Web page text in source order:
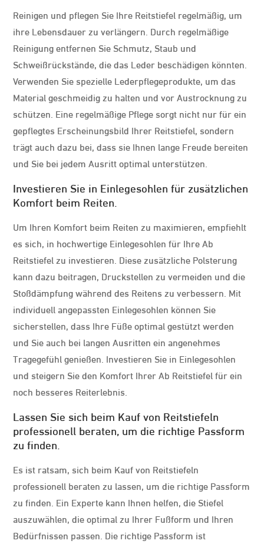
Reinigen und pflegen Sie Ihre Reitstiefel regelmäßig, um
ihre Lebensdauer zu verlängern. Durch regelmäßige
Reinigung entfernen Sie Schmutz, Staub und
Schweißrückstände, die das Leder beschädigen könnten.
Verwenden Sie spezielle Lederpflegeprodukte, um das
Material geschmeidig zu halten und vor Austrocknung zu
schützen. Eine regelmäßige Pflege sorgt nicht nur für ein
gepflegtes Erscheinungsbild Ihrer Reitstiefel, sondern
trägt auch dazu bei, dass sie Ihnen lange Freude bereiten
und Sie bei jedem Ausritt optimal unterstützen.
Investieren Sie in Einlegesohlen für zusätzlichen
Komfort beim Reiten.
Um Ihren Komfort beim Reiten zu maximieren, empfiehlt
es sich, in hochwertige Einlegesohlen für Ihre Ab
Reitstiefel zu investieren. Diese zusätzliche Polsterung
kann dazu beitragen, Druckstellen zu vermeiden und die
Stoßdämpfung während des Reitens zu verbessern. Mit
individuell angepassten Einlegesohlen können Sie
sicherstellen, dass Ihre Füße optimal gestützt werden
und Sie auch bei langen Ausritten ein angenehmes
Tragegefühl genießen. Investieren Sie in Einlegesohlen
und steigern Sie den Komfort Ihrer Ab Reitstiefel für ein
noch besseres Reiterlebnis.
Lassen Sie sich beim Kauf von Reitstiefeln
professionell beraten, um die richtige Passform
zu finden.
Es ist ratsam, sich beim Kauf von Reitstiefeln
professionell beraten zu lassen, um die richtige Passform
zu finden. Ein Experte kann Ihnen helfen, die Stiefel
auszuwählen, die optimal zu Ihrer Fußform und Ihren
Bedürfnissen passen. Die richtige Passform ist